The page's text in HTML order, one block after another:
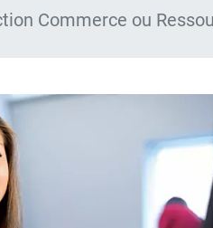
Commerce ou